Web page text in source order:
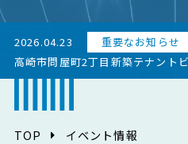
2026.04.23
重要なお知らせ
高崎市問屋町2丁目新築テナント
TOP イベント情報